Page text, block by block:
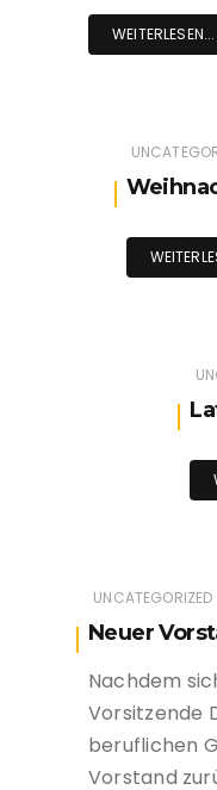
WEITERLESEN...
UNCATEGORIZED
Neuer
Nachdem
Vorsitzende
beruflichen
Vorstand